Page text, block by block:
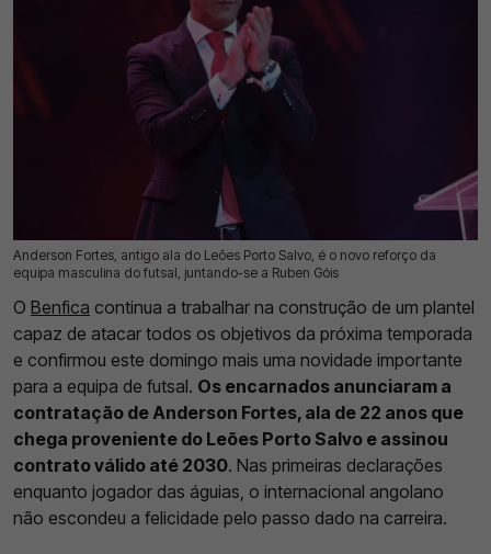
Anderson Fortes, antigo ala do Leões Porto Salvo, é o novo reforço da
equipa masculina do futsal, juntando-se a Ruben Góis
12 Jul 2026 | 16:12 | 0
O Benfica continua a trabalhar na construção de um plantel
capaz de atacar todos os objetivos da próxima temporada
e confirmou este domingo mais uma novidade importante
para a equipa de futsal. Os encarnados anunciaram a
contratação de Anderson Fortes, ala de 22 anos que
chega proveniente do Leões Porto Salvo e assinou
contrato válido até 2030. Nas primeiras declarações
enquanto jogador das águias, o internacional angolano
não escondeu a felicidade pelo passo dado na carreira.